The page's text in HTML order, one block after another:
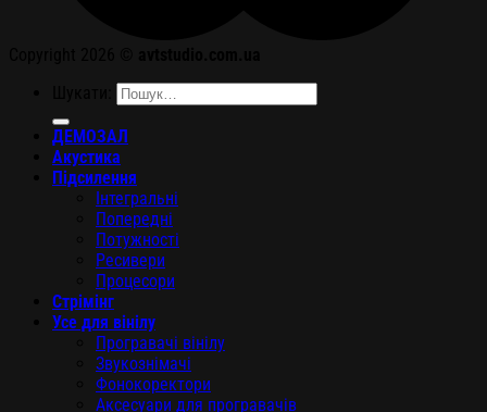
ДЕМОЗАЛ
Акустика
Підсилення
Інтегральні
Попередні
Потужності
Ресивери
Процесори
Стрімінг
Усе для вінілу
Програвачі вінілу
Звукознімачі
Фонокоректори
Аксесуари для програвачів